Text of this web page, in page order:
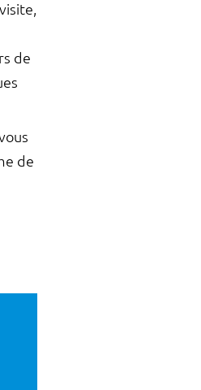
de
de